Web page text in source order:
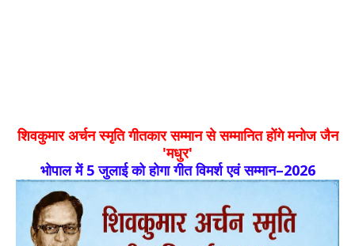
शिवकुमार अर्चन स्मृति गीतकार सम्मान से सम्मानित होंगे मनोज जैन
'मधुर'
भोपाल में 5 जुलाई को होगा गीत विमर्श एवं सम्मान–2026